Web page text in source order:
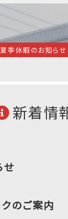
夏季休暇のお知らせ
新着情
せ
のご案内